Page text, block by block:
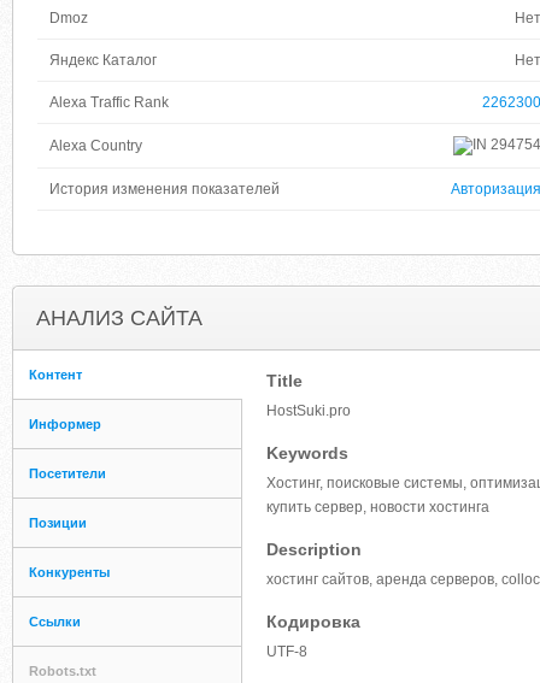
Dmoz Нет
Яндекс Каталог Нет
Alexa Traffic Rank 2262300
Alexa Country 294754
История изменения показателей Авторизация
АНАЛИЗ САЙТА
Контент
Информер
Посетители
Позиции
Конкуренты
Ссылки
Robots.txt
Title
HostSuki.pro
Keywords
Хостинг, поисковые системы,
купить сервер, новости хостинга
Description
хостинг сайтов, аренда серверов,
Кодировка
UTF-8